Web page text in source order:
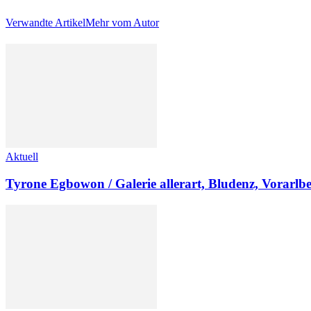
Verwandte ArtikelMehr vom Autor
Aktuell
Tyrone Egbowon / Galerie allerart, Bludenz,